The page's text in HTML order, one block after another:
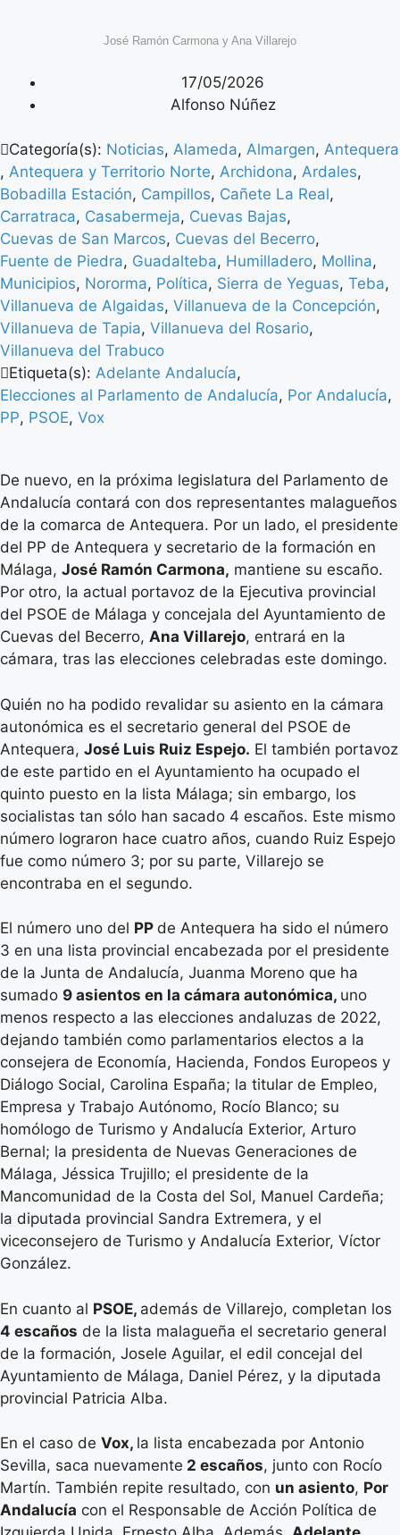
José Ramón Carmona y Ana Villarejo
17/05/2026
Alfonso Núñez
Categoría(s): Noticias, Alameda, Almargen, Antequera
, Antequera y Territorio Norte, Archidona, Ardales,
Bobadilla Estación, Campillos, Cañete La Real,
Carratraca, Casabermeja, Cuevas Bajas,
Cuevas de San Marcos, Cuevas del Becerro,
Fuente de Piedra, Guadalteba, Humilladero, Mollina,
Municipios, Nororma, Política, Sierra de Yeguas, Teba,
Villanueva de Algaidas, Villanueva de la Concepción,
Villanueva de Tapia, Villanueva del Rosario,
Villanueva del Trabuco
Etiqueta(s): Adelante Andalucía,
Elecciones al Parlamento de Andalucía, Por Andalucía,
PP, PSOE, Vox
De nuevo, en la próxima legislatura del Parlamento de
Andalucía contará con dos representantes malagueños
de la comarca de Antequera. Por un lado, el presidente
del PP de Antequera y secretario de la formación en
Málaga, José Ramón Carmona, mantiene su escaño.
Por otro, la actual portavoz de la Ejecutiva provincial
del PSOE de Málaga y concejala del Ayuntamiento de
Cuevas del Becerro, Ana Villarejo, entrará en la
cámara, tras las elecciones celebradas este domingo.
Quién no ha podido revalidar su asiento en la cámara
autonómica es el secretario general del PSOE de
Antequera, José Luis Ruiz Espejo. El también portavoz
de este partido en el Ayuntamiento ha ocupado el
quinto puesto en la lista Málaga; sin embargo, los
socialistas tan sólo han sacado 4 escaños. Este mismo
número lograron hace cuatro años, cuando Ruiz Espejo
fue como número 3; por su parte, Villarejo se
encontraba en el segundo.
El número uno del PP de Antequera ha sido el número
3 en una lista provincial encabezada por el presidente
de la Junta de Andalucía, Juanma Moreno que ha
sumado 9 asientos en la cámara autonómica, uno
menos respecto a las elecciones andaluzas de 2022,
dejando también como parlamentarios electos a la
consejera de Economía, Hacienda, Fondos Europeos y
Diálogo Social, Carolina España; la titular de Empleo,
Empresa y Trabajo Autónomo, Rocío Blanco; su
homólogo de Turismo y Andalucía Exterior, Arturo
Bernal; la presidenta de Nuevas Generaciones de
Málaga, Jéssica Trujillo; el presidente de la
Mancomunidad de la Costa del Sol, Manuel Cardeña;
la diputada provincial Sandra Extremera, y el
viceconsejero de Turismo y Andalucía Exterior, Víctor
González.
En cuanto al PSOE, además de Villarejo, completan los
4 escaños de la lista malagueña el secretario general
de la formación, Josele Aguilar, el edil concejal del
Ayuntamiento de Málaga, Daniel Pérez, y la diputada
provincial Patricia Alba.
En el caso de Vox, la lista encabezada por Antonio
Sevilla, saca nuevamente 2 escaños, junto con Rocío
Martín. También repite resultado, con un asiento, Por
Andalucía con el Responsable de Acción Política de